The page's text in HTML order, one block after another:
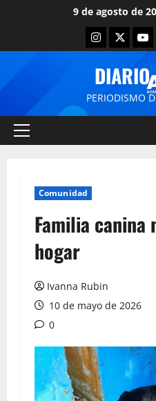
9 de agosto de
DIARIO
PERIODISMO
Comunidad
Familia canina
hogar
Ivanna Rubin
10 de mayo de 2026
0